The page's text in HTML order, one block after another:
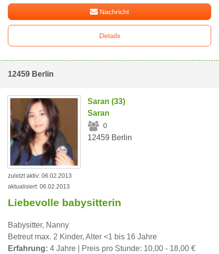
Nachricht
Details
12459 Berlin
Saran (33)
Saran
0
12459 Berlin
zuletzt aktiv: 06.02.2013
aktualisiert: 06.02.2013
Liebevolle babysitterin
Babysitter, Nanny
Betreut max. 2 Kinder, Alter <1 bis 16 Jahre
Erfahrung: 4 Jahre | Preis pro Stunde: 10,00 - 18,00 €